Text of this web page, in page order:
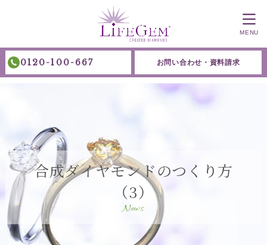
0120-100-667 お問い合わせ・資料請求
MENU
合成ダイヤモンドのつくり方
（3）
News